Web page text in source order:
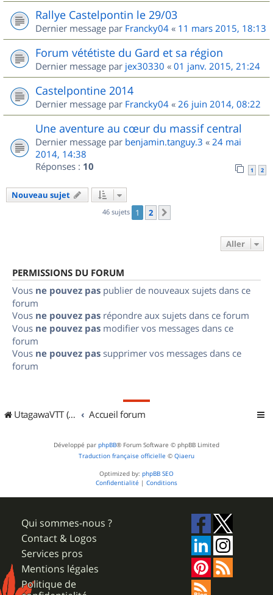
Rallye Castelpontin le 29/03
Dernier message par Francky04 « 11 mars 2015, 18:13
Forum vététiste du Gard et sa région
Dernier message par jex30330 « 01 janv. 2015, 21:24
Castelpontine 2014
Dernier message par Francky04 « 26 juin 2014, 08:22
Une aventure au cœur du massif central
Dernier message par benjamin.tanguy.3 « 24 mai
2014, 14:38
Réponses : 10 1 2
Nouveau sujet
46 sujets 1 2
Aller
PERMISSIONS DU FORUM
Vous ne pouvez pas publier de nouveaux sujets dans ce
forum
Vous ne pouvez pas répondre aux sujets dans ce forum
Vous ne pouvez pas modifier vos messages dans ce
forum
Vous ne pouvez pas supprimer vos messages dans ce
forum
UtagawaVTT (Randos VTT et VTTAE avec traces GPS) Accueil forum
Développé par phpBB® Forum Software © phpBB Limited
Traduction française officielle © Qiaeru
Optimized by: phpBB SEO
Confidentialité | Conditions
Qui sommes-nous ?
Contact & Logos
Services pros
Mentions légales
Politique de